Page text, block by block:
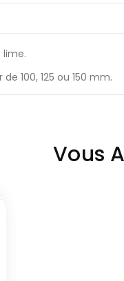
100, 125 ou 150 mm.
Vous